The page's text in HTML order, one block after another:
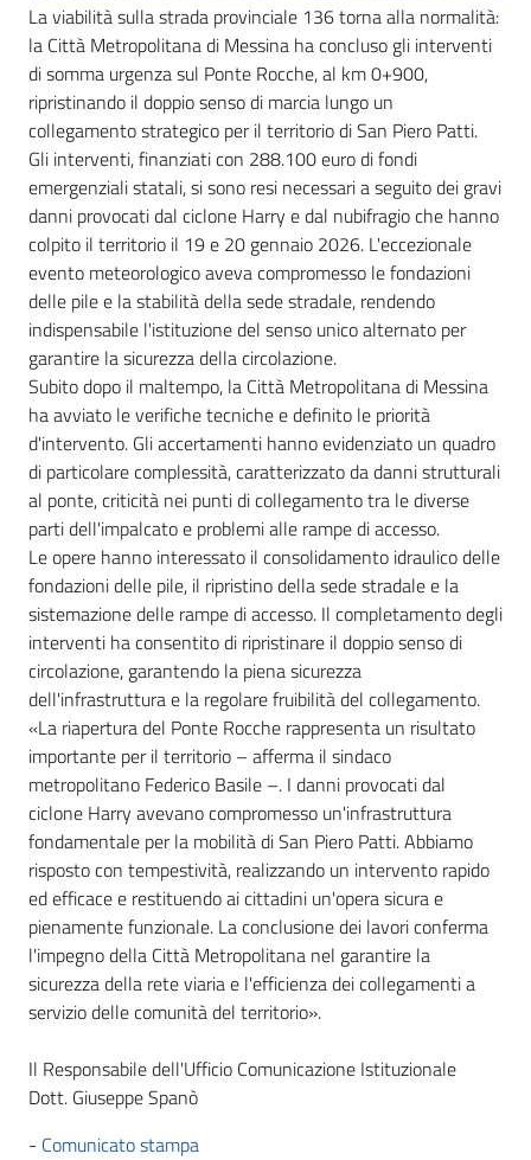
La viabilità sulla strada provinciale 136 torna alla normalità:
la Città Metropolitana di Messina ha concluso gli interventi
di somma urgenza sul Ponte Rocche, al km 0+900,
ripristinando il doppio senso di marcia lungo un
collegamento strategico per il territorio di San Piero Patti.
Gli interventi, finanziati con 288.100 euro di fondi
emergenziali statali, si sono resi necessari a seguito dei gravi
danni provocati dal ciclone Harry e dal nubifragio che hanno
colpito il territorio il 19 e 20 gennaio 2026. L'eccezionale
evento meteorologico aveva compromesso le fondazioni
delle pile e la stabilità della sede stradale, rendendo
indispensabile l'istituzione del senso unico alternato per
garantire la sicurezza della circolazione.
Subito dopo il maltempo, la Città Metropolitana di Messina
ha avviato le verifiche tecniche e definito le priorità
d'intervento. Gli accertamenti hanno evidenziato un quadro
di particolare complessità, caratterizzato da danni strutturali
al ponte, criticità nei punti di collegamento tra le diverse
parti dell'impalcato e problemi alle rampe di accesso.
Le opere hanno interessato il consolidamento idraulico delle
fondazioni delle pile, il ripristino della sede stradale e la
sistemazione delle rampe di accesso. Il completamento degli
interventi ha consentito di ripristinare il doppio senso di
circolazione, garantendo la piena sicurezza
dell'infrastruttura e la regolare fruibilità del collegamento.
«La riapertura del Ponte Rocche rappresenta un risultato
importante per il territorio – afferma il sindaco
metropolitano Federico Basile –. I danni provocati dal
ciclone Harry avevano compromesso un'infrastruttura
fondamentale per la mobilità di San Piero Patti. Abbiamo
risposto con tempestività, realizzando un intervento rapido
ed efficace e restituendo ai cittadini un'opera sicura e
pienamente funzionale. La conclusione dei lavori conferma
l'impegno della Città Metropolitana nel garantire la
sicurezza della rete viaria e l'efficienza dei collegamenti a
servizio delle comunità del territorio».
Il Responsabile dell'Ufficio Comunicazione Istituzionale
Dott. Giuseppe Spanò
- Comunicato stampa